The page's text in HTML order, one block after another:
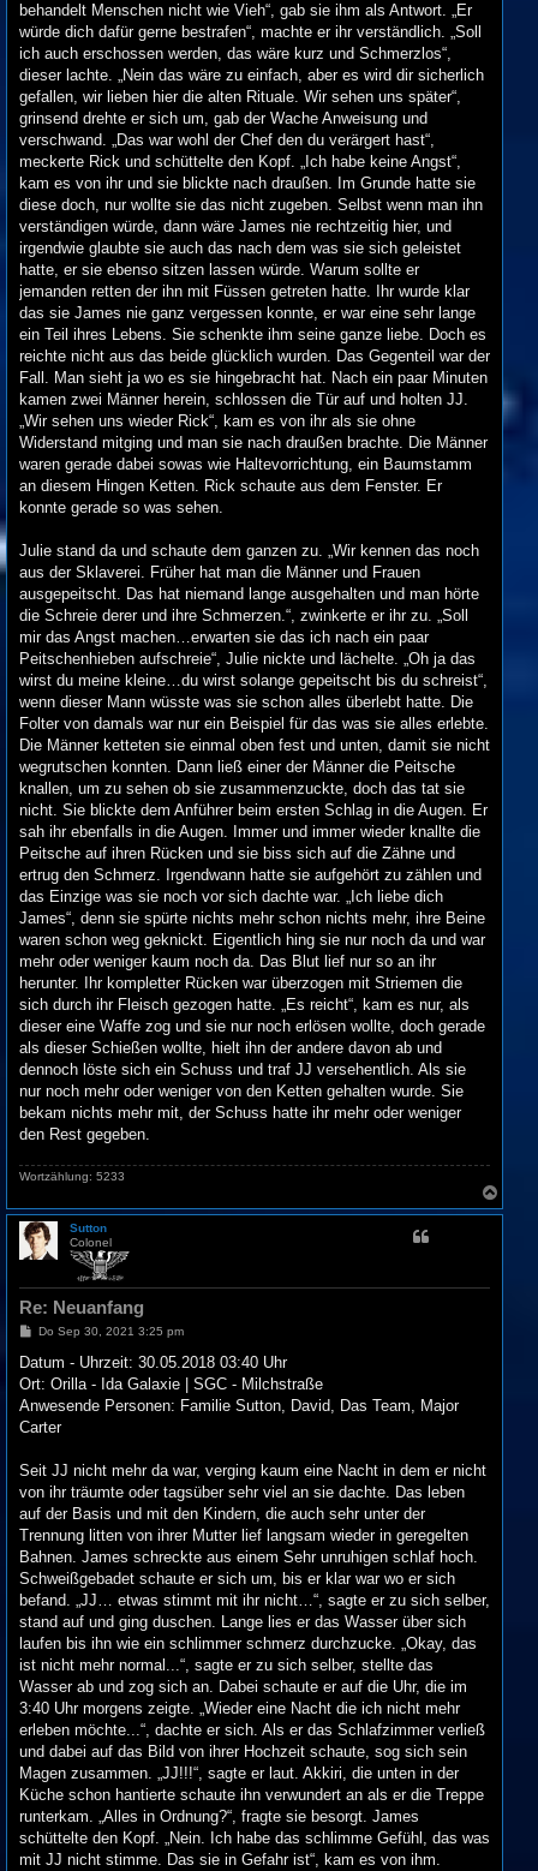
behandelt Menschen nicht wie Vieh“, gab sie ihm als Antwort. „Er
würde dich dafür gerne bestrafen“, machte er ihr verständlich. „Soll
ich auch erschossen werden, das wäre kurz und Schmerzlos“,
dieser lachte. „Nein das wäre zu einfach, aber es wird dir sicherlich
gefallen, wir lieben hier die alten Rituale. Wir sehen uns später“,
grinsend drehte er sich um, gab der Wache Anweisung und
verschwand. „Das war wohl der Chef den du verärgert hast“,
meckerte Rick und schüttelte den Kopf. „Ich habe keine Angst“,
kam es von ihr und sie blickte nach draußen. Im Grunde hatte sie
diese doch, nur wollte sie das nicht zugeben. Selbst wenn man ihn
verständigen würde, dann wäre James nie rechtzeitig hier, und
irgendwie glaubte sie auch das nach dem was sie sich geleistet
hatte, er sie ebenso sitzen lassen würde. Warum sollte er
jemanden retten der ihn mit Füssen getreten hatte. Ihr wurde klar
das sie James nie ganz vergessen konnte, er war eine sehr lange
ein Teil ihres Lebens. Sie schenkte ihm seine ganze liebe. Doch es
reichte nicht aus das beide glücklich wurden. Das Gegenteil war der
Fall. Man sieht ja wo es sie hingebracht hat. Nach ein paar Minuten
kamen zwei Männer herein, schlossen die Tür auf und holten JJ.
„Wir sehen uns wieder Rick“, kam es von ihr als sie ohne
Widerstand mitging und man sie nach draußen brachte. Die Männer
waren gerade dabei sowas wie Haltevorrichtung, ein Baumstamm
an diesem Hingen Ketten. Rick schaute aus dem Fenster. Er
konnte gerade so was sehen.
Julie stand da und schaute dem ganzen zu. „Wir kennen das noch
aus der Sklaverei. Früher hat man die Männer und Frauen
ausgepeitscht. Das hat niemand lange ausgehalten und man hörte
die Schreie derer und ihre Schmerzen.“, zwinkerte er ihr zu. „Soll
mir das Angst machen…erwarten sie das ich nach ein paar
Peitschenhieben aufschreie“, Julie nickte und lächelte. „Oh ja das
wirst du meine kleine…du wirst solange gepeitscht bis du schreist“,
wenn dieser Mann wüsste was sie schon alles überlebt hatte. Die
Folter von damals war nur ein Beispiel für das was sie alles erlebte.
Die Männer ketteten sie einmal oben fest und unten, damit sie nicht
wegrutschen konnten. Dann ließ einer der Männer die Peitsche
knallen, um zu sehen ob sie zusammenzuckte, doch das tat sie
nicht. Sie blickte dem Anführer beim ersten Schlag in die Augen. Er
sah ihr ebenfalls in die Augen. Immer und immer wieder knallte die
Peitsche auf ihren Rücken und sie biss sich auf die Zähne und
ertrug den Schmerz. Irgendwann hatte sie aufgehört zu zählen und
das Einzige was sie noch vor sich dachte war. „Ich liebe dich
James“, denn sie spürte nichts mehr schon nichts mehr, ihre Beine
waren schon weg geknickt. Eigentlich hing sie nur noch da und war
mehr oder weniger kaum noch da. Das Blut lief nur so an ihr
herunter. Ihr kompletter Rücken war überzogen mit Striemen die
sich durch ihr Fleisch gezogen hatte. „Es reicht“, kam es nur, als
dieser eine Waffe zog und sie nur noch erlösen wollte, doch gerade
als dieser Schießen wollte, hielt ihn der andere davon ab und
dennoch löste sich ein Schuss und traf JJ versehentlich. Als sie
nur noch mehr oder weniger von den Ketten gehalten wurde. Sie
bekam nichts mehr mit, der Schuss hatte ihr mehr oder weniger
den Rest gegeben.
Wortzählung: 5233
a
Sutton
Colonel
Re: Neuanfang
B
i
r
a
Do Sep 30, 2021 3:25 pm
Datum - Uhrzeit: 30.05.2018 03:40 Uhr
Ort: Orilla - Ida Galaxie | SGC - Milchstraße
Anwesende Personen: Familie Sutton, David, Das Team, Major
Carter
Seit JJ nicht mehr da war, verging kaum eine Nacht in dem er nicht
von ihr träumte oder tagsüber sehr viel an sie dachte. Das leben
auf der Basis und mit den Kindern, die auch sehr unter der
Trennung litten von ihrer Mutter lief langsam wieder in geregelten
Bahnen. James schreckte aus einem Sehr unruhigen schlaf hoch.
Schweißgebadet schaute er sich um, bis er klar war wo er sich
befand. „JJ… etwas stimmt mit ihr nicht…“, sagte er zu sich selber,
stand auf und ging duschen. Lange lies er das Wasser über sich
laufen bis ihn wie ein schlimmer schmerz durchzucke. „Okay, das
ist nicht mehr normal...“, sagte er zu sich selber, stellte das
Wasser ab und zog sich an. Dabei schaute er auf die Uhr, die im
3:40 Uhr morgens zeigte. „Wieder eine Nacht die ich nicht mehr
erleben möchte...“, dachte er sich. Als er das Schlafzimmer verließ
und dabei auf das Bild von ihrer Hochzeit schaute, sog sich sein
Magen zusammen. „JJ!!!“, sagte er laut. Akkiri, die unten in der
Küche schon hantierte schaute ihn verwundert an als er die Treppe
runterkam. „Alles in Ordnung?“, fragte sie besorgt. James
schüttelte den Kopf. „Nein. Ich habe das schlimme Gefühl, das was
mit JJ nicht stimme. Das sie in Gefahr ist“, kam es von ihm.